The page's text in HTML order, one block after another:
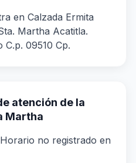
en Calzada Ermita
Martha Acatitla.
C.p. 09510 Cp.
atención de la
Martha
no registrado en